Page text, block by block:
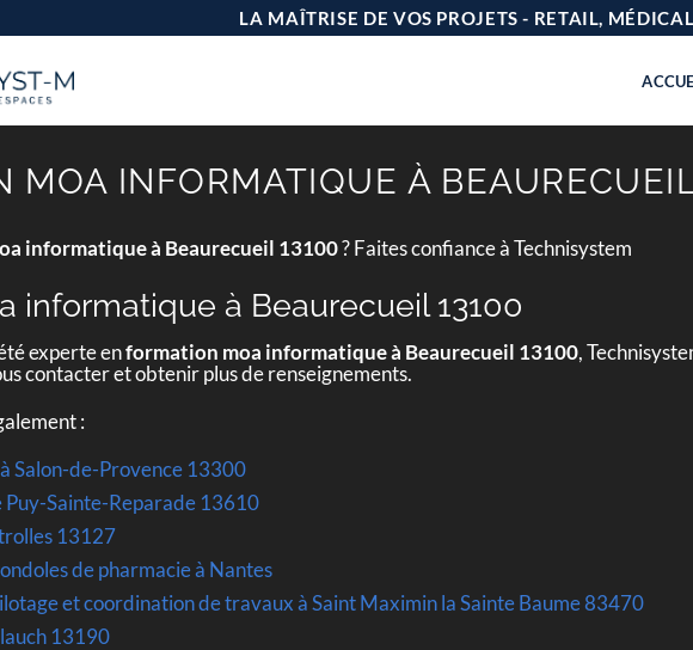
LA MAÎTRISE DE VOS PROJETS - RETAIL,
MOA INFORMATIQUE À
informatique à Beaurecueil 13100? Faites confiance à Technisystem
informatique à Beaurecueil 13100
experte enformation moa informatique à Beaurecueil 13100,
contacter et obtenir plus de renseignements.
:
Salon-de-Provence 13300
Puy-Sainte-Reparade 13610
13127
de pharmacie à Nantes
et coordination de travaux à Saint Maximin la Sainte Baume 83470
13190